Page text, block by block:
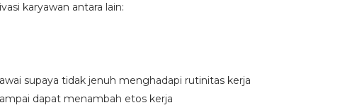
karyawan antara lain:
supaya tidak jenuh menghadapi rutinitas kerja
dapat menambah etos kerja